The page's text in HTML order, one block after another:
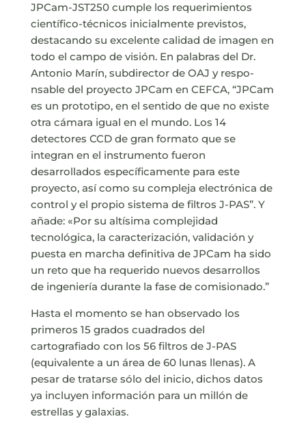
JPCam-JST250 cumple los requerimientos
científico-técnicos inicialmente previstos,
destacando su excelente calidad de imagen en
todo el campo de visión. En palabras del Dr.
Antonio Marín, subdirector de OAJ y respo­­
nsable del proyecto JPCam en CEFCA, “JPCam
es un prototipo, en el sentido de que no existe
otra cámara igual en el mundo. Los 14
detectores CCD de gran formato que se
integran en el instrumento fueron
desarrollados específicamente para este
proyecto, así como su compleja electrónica de
control y el propio sistema de filtros J-PAS”. Y
añade: «Por su altísima complejidad
tecnológica, la caracterización, validación y
puesta en marcha definitiva de JPCam ha sido
un reto que ha requerido nuevos desarrollos
de ingeniería durante la fase de comisionado.”
Hasta el momento se han observado los
primeros 15 grados cuadrados del
cartografiado con los 56 filtros de J-PAS
(equivalente a un área de 60 lunas llenas). A
pesar de tratarse sólo del inicio, dichos datos
ya incluyen información para un millón de
estrellas y galaxias.